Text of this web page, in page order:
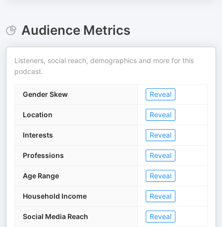
Audience Metrics
Listeners, social reach, demographics and more for this
podcast.
Gender Skew Reveal
Location Reveal
Interests Reveal
Professions Reveal
Age Range Reveal
Household Income Reveal
Social Media Reach Reveal